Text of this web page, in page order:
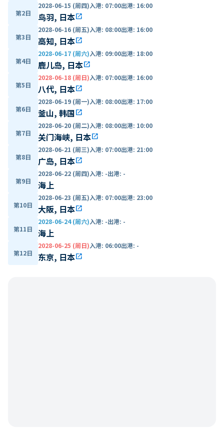
第2日
2028-06-15 (周四)入港: 07:00出港: 16:00
鸟羽, 日本open_in_new
第3日
2028-06-16 (周五)入港: 08:00出港: 16:00
高知, 日本open_in_new
第4日
2028-06-17 (周六)入港: 09:00出港: 18:00
鹿儿岛, 日本open_in_new
第5日
2028-06-18 (周日)入港: 07:00出港: 16:00
八代, 日本open_in_new
第6日
2028-06-19 (周一)入港: 08:00出港: 17:00
釜山, 韩国open_in_new
第7日
2028-06-20 (周二)入港: 08:00出港: 10:00
关门海峡, 日本open_in_new
第8日
2028-06-21 (周三)入港: 07:00出港: 21:00
广岛, 日本open_in_new
第9日
2028-06-22 (周四)入港: -出港: -
海上
第10日
2028-06-23 (周五)入港: 07:00出港: 23:00
大阪, 日本open_in_new
第11日
2028-06-24 (周六)入港: -出港: -
海上
第12日
2028-06-25 (周日)入港: 06:00出港: -
东京, 日本open_in_new